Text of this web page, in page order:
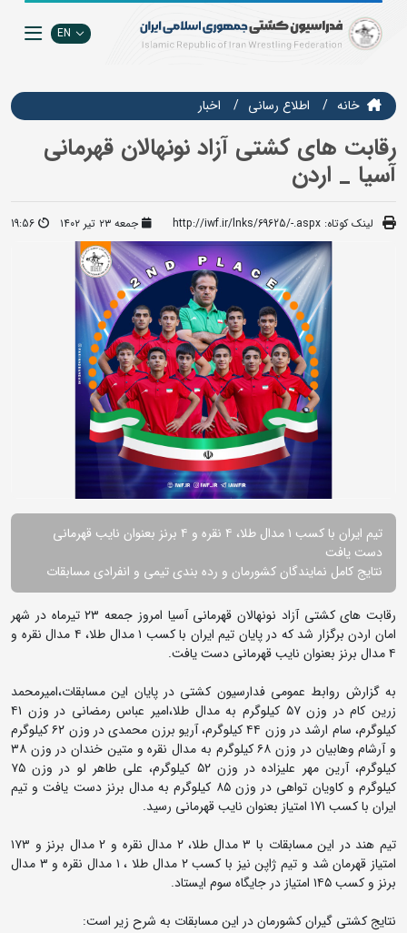
EN
خانه اطلاع رسانی اخبار
رقابت های کشتی آزاد نونهالان قهرمانی
آسیا _ اردن
لینک کوتاه: http://iwf.ir/lnks/69625/-.aspx جمعه ۲۳ تیر ۱۴۰۲ 19:56
تیم ایران با کسب ۱ مدال طلا، ۴ نقره و ۴ برنز بعنوان نایب قهرمانی
دست یافت
نتایج کامل نمایندگان کشورمان و رده بندی تیمی و انفرادی مسابقات
رقابت های کشتی آزاد نونهالان قهرمانی آسیا امروز جمعه ۲۳ تیرماه در شهر
امان اردن برگزار شد که در پایان تیم ایران با کسب ۱ مدال طلا، ۴ مدال نقره و
۴ مدال برنز بعنوان نایب قهرمانی دست یافت.
به گزارش روابط عمومی فدارسیون کشتی در پایان این مسابقات،امیرمحمد
زرین کام در وزن ۵۷ کیلوگرم به مدال طلا،امیر عباس رمضانی در وزن ۴۱
کیلوگرم، سام ارشد در وزن ۴۴ کیلوگرم، آریو برزن محمدی در وزن ۶۲ کیلوگرم
و آرشام وهابیان در وزن ۶۸ کیلوگرم به مدال نقره و متین خندان در وزن ۳۸
کیلوگرم، آرین مهر علیزاده در وزن ۵۲ کیلوگرم، علی طاهر لو در وزن ۷۵
کیلوگرم و کاویان تواهی در وزن ۸۵ کیلوگرم به مدال برنز دست یافت و تیم
ایران با کسب 171 امتیاز بعنوان نایب قهرمانی رسید.
تیم هند در این مسابقات با ۳ مدال طلا، ۲ مدال نقره و 2 مدال برنز و ۱۷۳
امتیاز قهرمان شد و تیم ژاپن نیز با کسب ۲ مدال طلا ، ۱ مدال نقره و ۳ مدال
برنز و کسب ۱۴۵ امتیاز در جایگاه سوم ایستاد.
نتایج کشتی گیران کشورمان در این مسابقات به شرح زیر است: